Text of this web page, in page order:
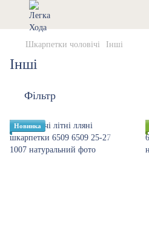
Шкарпетки чоловічі Інші
Інші
Фільтр
Новинка